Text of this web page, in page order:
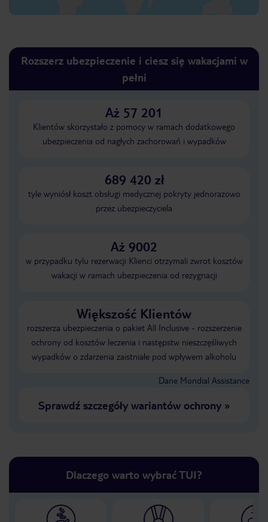
Rozszerz ubezpieczenie i ciesz się wakacjami w
pełni
Aż 57 201
Klientów skorzystało z pomocy w ramach dodatkowego
ubezpieczenia od nagłych zachorowań i wypadków
689 420 zł
tyle wyniósł koszt obsługi medycznej pokryty jednorazowo
przez ubezpieczyciela
Aż 9002
w przypadku tylu rezerwacji Klienci otrzymali zwrot kosztów
wakacji w ramach ubezpieczenia od rezygnacji
Większość Klientów
rozszerza ubezpieczenia o pakiet All Inclusive - rozszerzenie
ochrony od kosztów leczenia i następstw nieszczęśliwych
wypadków o zdarzenia zaistniałe pod wpływem alkoholu
Dane Mondial Assistance
Sprawdź szczegóły wariantów ochrony»
Dlaczego warto wybrać TUI?